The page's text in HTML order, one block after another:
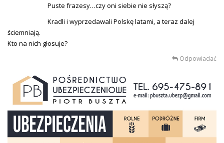
Puste frazesy…czy oni siebie nie słyszą?
Kradli i wyprzedawali Polskę latami, a teraz dalej
ściemniają.
Kto na nich głosuje?
Odpowiadać